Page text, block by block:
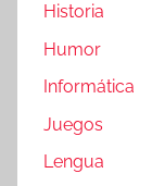
Historia
Humor
Informática
Juegos
Lengua